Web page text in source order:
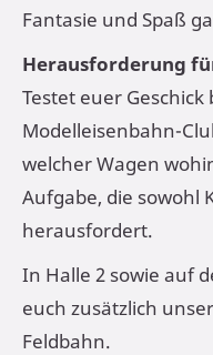
Fantasie und Spaß
Herausforderung
Testet euer
Modelleisenbahn-
welcher Wagen
Aufgabe, die sowohl
herausfordert.
In Halle 2 sowie auf
euch zusätzlich
Feldbahn.